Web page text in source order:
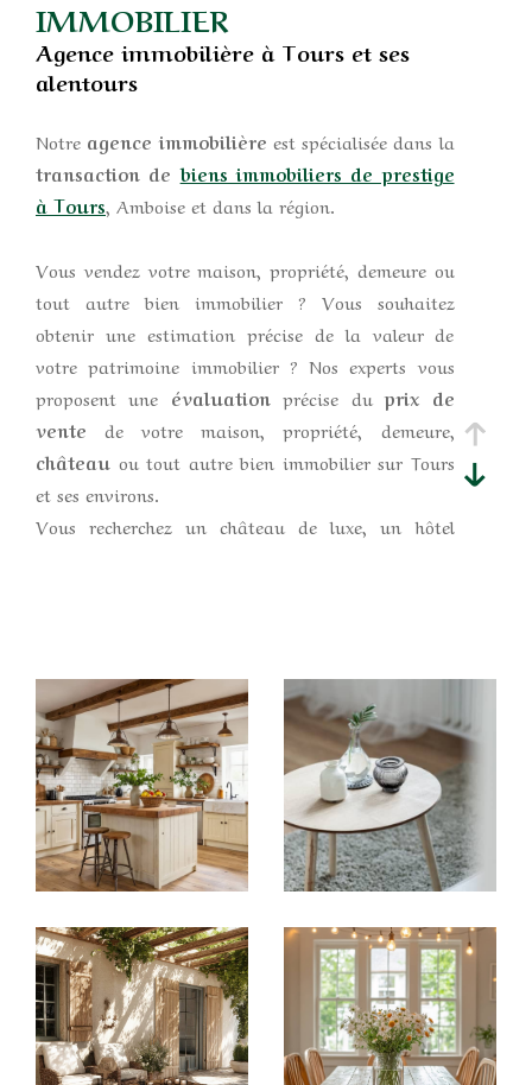
IMMOBILIER
Agence immobilière à Tours et ses
alentours
Notre agence immobilière est spécialisée dans la
transaction debiens immobiliers de prestige
à Tours, Amboise et dans la région.
Vous vendez votre maison, propriété, demeure ou
tout autre bien immobilier ? Vous souhaitez
obtenir une estimation précise de la valeur de
votre patrimoine immobilier ? Nos experts vous
proposent une évaluationprécise duprix de
vente de votre maison, propriété, demeure,
château ou tout autre bien immobilier sur Tours
et ses environs.
Vous recherchez un château de luxe, un hôtel
Parcourez nosannonces immobilières de
châteaux,propriétés,domaines, hôtelset tous
nos autres biens luxueux à vendre sur le secteur de
Tours et dans l'Indre-et-Loire. Nos conseillers
vous accompagnent dans toutes vos recherches
immobilières dans le secteur de Tours,
de vente, achat ou toutes demandes
d'informations, n'hésitez pas à nous appeler, la
richesse de notre portefeuille, notre longue
expérience et notre connaissance de la région nous
permettrons, sans nul doute, de vous aider à y